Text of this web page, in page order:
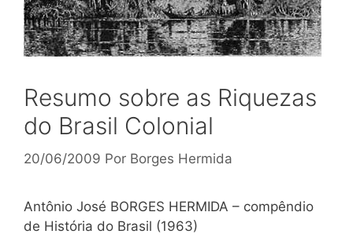
Resumo sobre as Riquezas
do Brasil Colonial
20/06/2009 Por Borges Hermida
Antônio José BORGES HERMIDA – compêndio
de História do Brasil (1963)